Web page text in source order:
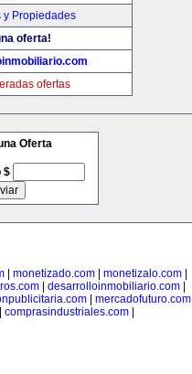
y Propiedades
oferta!
ofertas
Oferta
$
| monetizado.com| monetizalo.com|
desarrolloinmobiliario.com
| mercadofuturo.com|
comprasindustriales.com|